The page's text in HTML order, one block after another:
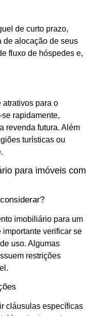
de curto prazo,
de alocação de seus
fluxo de hóspedes e,
atrativos para o
rapidamente,
revenda futura. Além
turísticas ou
para imóveis com
imobiliário para um
verificar se
uso. Algumas
restrições
cláusulas específicas